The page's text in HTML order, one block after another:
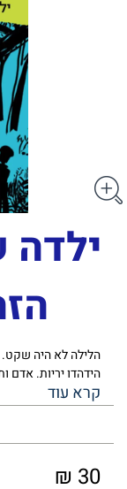
הלילה לא היה
הידהדו יריות. אדם
היתה דממה, אך אדם
המשיכו לצותת,
כיתה אבל לא היו
עצמם לבדם ביער –
להכיר זה את עולמו
30 ₪